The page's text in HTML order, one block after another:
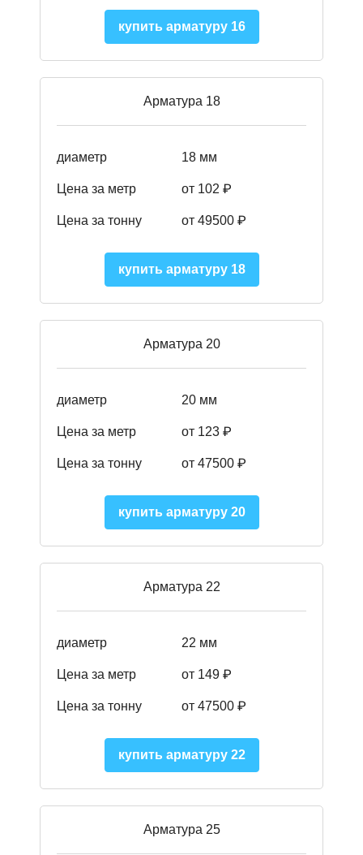
купить арматуру 16
Арматура 18
диаметр 18 мм
Цена за метр от 102 ₽
Цена за тонну от 49500 ₽
купить арматуру 18
Арматура 20
диаметр 20 мм
Цена за метр от 123 ₽
Цена за тонну от 47500 ₽
купить арматуру 20
Арматура 22
диаметр 22 мм
Цена за метр от 149 ₽
Цена за тонну от 47500 ₽
купить арматуру 22
Арматура 25